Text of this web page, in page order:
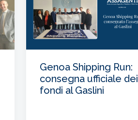
Genoa Shipping Run:
consegna ufficiale dei
fondi al Gaslini